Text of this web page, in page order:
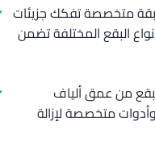
متخصصة تفكك جزيئات
البقع المختلفة تضمن
من عمق ألياف
متخصصة لإزالة